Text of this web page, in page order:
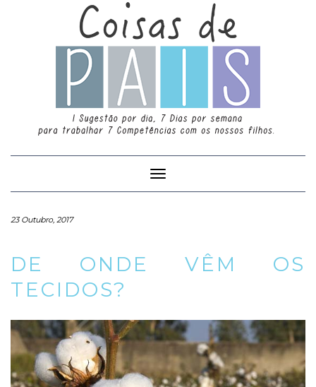
Toggle
Navigation
23 Outubro, 2017
DE ONDE VÊM OS
TECIDOS?